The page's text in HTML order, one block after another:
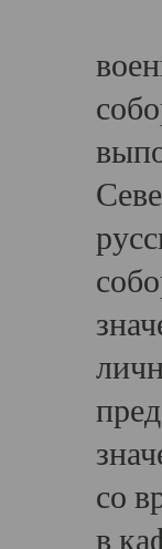
со
в